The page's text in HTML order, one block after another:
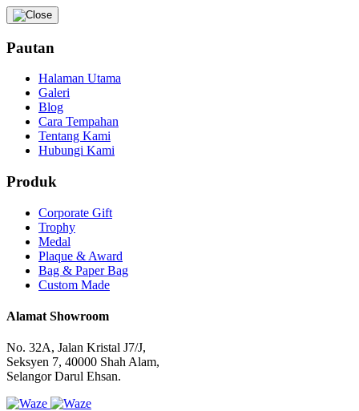
Pautan
Halaman Utama
Galeri
Blog
Cara Tempahan
Tentang Kami
Hubungi Kami
Produk
Corporate Gift
Trophy
Medal
Plaque & Award
Bag & Paper Bag
Custom Made
Alamat Showroom
No. 32A, Jalan Kristal J7/J,
Seksyen 7, 40000 Shah Alam,
Selangor Darul Ehsan.